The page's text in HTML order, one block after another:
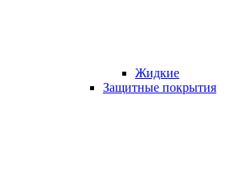
Жидкие
Защитные покрытия